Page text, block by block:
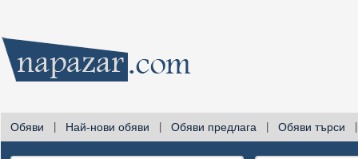
Обяви Най-нови обяви Обяви предлага Обяви търси